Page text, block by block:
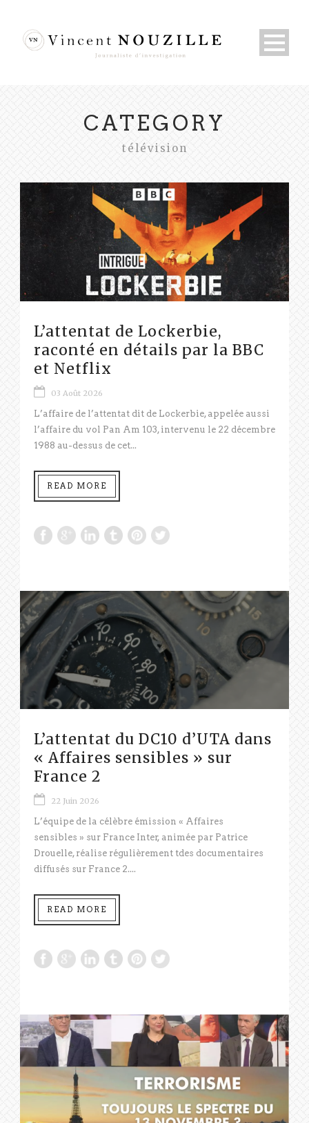
CATEGORY
télévision
L’attentat de Lockerbie,
raconté en détails par la BBC
et Netflix
03 Août 2026
L’affaire de l’attentat dit de Lockerbie, appelée aussi
l’affaire du vol Pan Am 103, intervenu le 22 décembre
1988 au-dessus de cet...
READ MORE
L’attentat du DC10 d’UTA dans
« Affaires sensibles » sur
France 2
22 Juin 2026
L’équipe de la célèbre émission « Affaires
sensibles » sur France Inter, animée par Patrice
Drouelle, réalise régulièrement tdes documentaires
diffusés sur France 2....
READ MORE